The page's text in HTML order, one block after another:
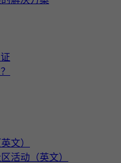
文）
活动（英文）